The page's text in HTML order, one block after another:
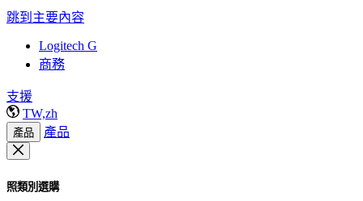
跳到主要內容
Logitech G
商務
支援
TW,zh
產品 產品
照類別選購